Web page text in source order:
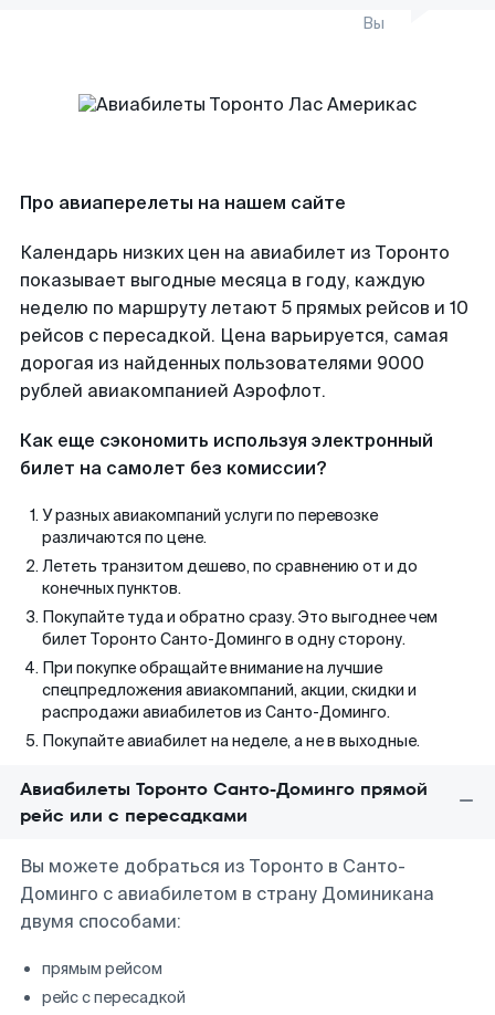
Вы
Про авиаперелеты на нашем сайте
Календарь низких цен на авиабилет из Торонто
показывает выгодные месяца в году, каждую
неделю по маршруту летают 5 прямых рейсов и 10
рейсов с пересадкой. Цена варьируется, самая
дорогая из найденных пользователями 9000
рублей авиакомпанией Аэрофлот.
Как еще сэкономить используя электронный
билет на самолет без комиссии?
У разных авиакомпаний услуги по перевозке
различаются по цене.
Лететь транзитом дешево, по сравнению от и до
конечных пунктов.
Покупайте туда и обратно сразу. Это выгоднее чем
билет Торонто Санто-Доминго в одну сторону.
При покупке обращайте внимание на лучшие
спецпредложения авиакомпаний, акции, скидки и
распродажи авиабилетов из Санто-Доминго.
Покупайте авиабилет на неделе, а не в выходные.
Авиабилеты Торонто Санто-Доминго прямой
рейс или с пересадками
Вы можете добраться из Торонто в Санто-
Доминго с авиабилетом в страну Доминикана
двумя способами:
прямым рейсом
рейс с пересадкой